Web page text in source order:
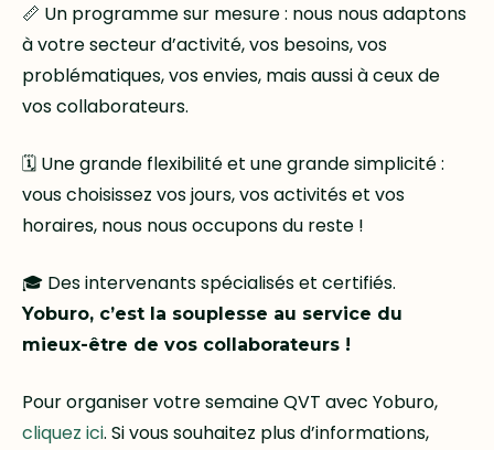
📏 Un programme sur mesure : nous nous adaptons
à votre secteur d’activité, vos besoins, vos
problématiques, vos envies, mais aussi à ceux de
vos collaborateurs.
🗓 Une grande flexibilité et une grande simplicité :
vous choisissez vos jours, vos activités et vos
horaires, nous nous occupons du reste !
🎓 Des intervenants spécialisés et certifiés.
Yoburo, c’est la souplesse au service du
mieux-être de vos collaborateurs !
Pour organiser votre semaine QVT avec Yoburo,
cliquez ici. Si vous souhaitez plus d’informations,